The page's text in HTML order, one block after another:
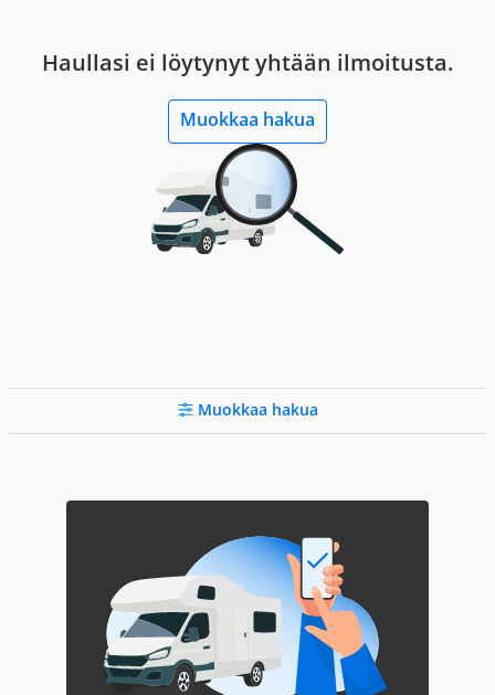
Haullasi ei löytynyt yhtään ilmoitusta.
Muokkaa hakua
Muokkaa hakua